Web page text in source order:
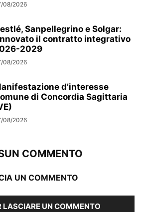
08/2026
Sanpellegrino e Solgar:
il contratto integrativo
2029
08/2026
d’interesse
di Concordia Sagittaria
08/2026
COMMENTO
UN COMMENTO
LASCIARE UN COMMENTO